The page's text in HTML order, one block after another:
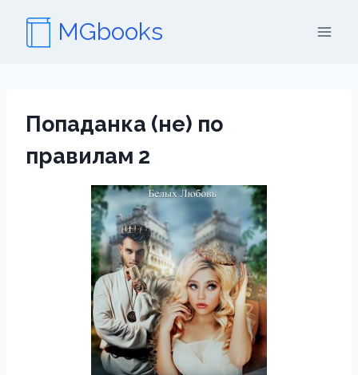
содержимому
MGbooks
Попаданка (не) по
правилам 2